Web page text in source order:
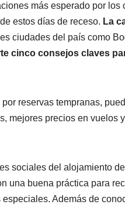
más esperado por los
estos días de receso. La
ciudades del país como
cinco consejos claves
reservas tempranas,
mejores precios en vuelos
sociales del alojamiento
una buena práctica para
Además de